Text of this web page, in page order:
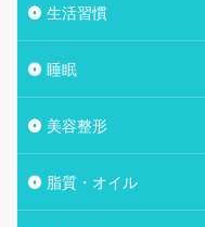
生活習慣
睡眠
美容整形
脂質・オイル